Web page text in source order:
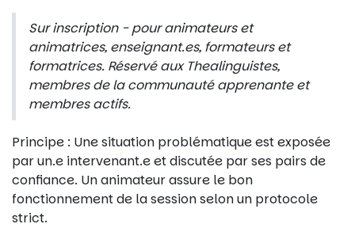
Sur inscription - pour animateurs et
animatrices, enseignant.es, formateurs et
formatrices. Réservé aux Thealinguistes,
membres de la communauté apprenante et
membres actifs.
Principe : Une situation problématique est exposée
par un.e intervenant.e et discutée par ses pairs de
confiance. Un animateur assure le bon
fonctionnement de la session selon un protocole
strict.